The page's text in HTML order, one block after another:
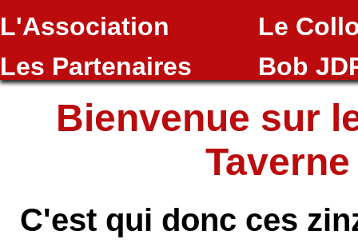
L'Association
Le
Les Partenaires
Bob
Bienvenue sur
C'est qui donc ces